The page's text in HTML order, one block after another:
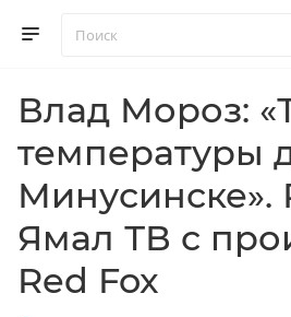
Влад Мороз:
температуры
Минусинске».
Ямал ТВ с
Red Fox